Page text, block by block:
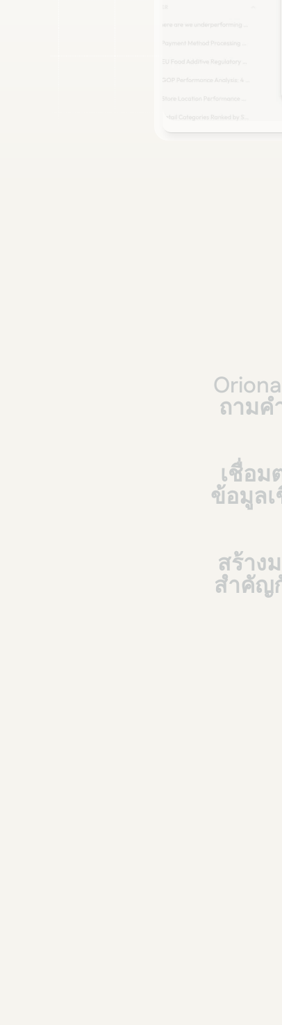
Oriona
ถามค
เชื่อ
ข้อมูล
สร้าง
สำคัญ